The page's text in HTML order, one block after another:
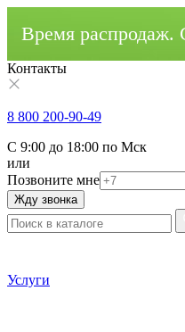
Время распродаж.
Контакты
8 800 200-90-49
С 9:00 до 18:00 по Мск
или
Позвоните мне
Жду звонка
Услуги